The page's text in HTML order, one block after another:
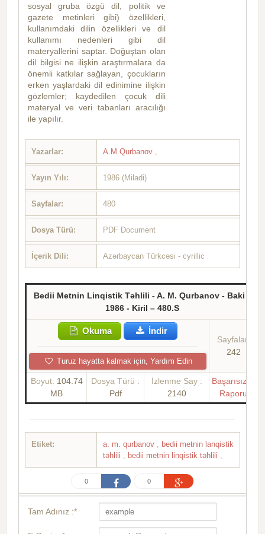
sosyal gruba özgü dil, politik ve
gazete metinleri gibi) özellikleri,
kullanımdaki dilin özellikleri ve dil
kullanımı nedenleri gibi dil
materyallerini saptar. Doğuştan olan
dil bilgisi ne ilişkin araştırmalara da
önemli katkılar sağlayan, çocukların
erken yaşlardaki dil edinimine ilişkin
gözlemler; kaydedilen çocuk dili
materyal ve veri tabanları aracılığı
ile yapılır.
Yazarlar: A.M.Qurbanov
Yayın Yılı: 1986 (Miladi)
Sayfalar: 480
Dosya Türü: PDF Document
İçerik Dili: Azərbaycan Türkcəsi - cyrillic
Bedii Metnin Linqistik Təhlili - A. M. Qurbanov - Baki -
1986 - Kiril – 480.S
Okuma İndir
Turuz hayatta kalmak için, Yardım Edin
Sayfalar:
242
Boyut: 104.74
MB
Dosya Türü :
Pdf
İzlenme Say :
2140
Başarısızlık
Raporu
Etiket: a. m. qurbanov
bedii metnin lanqistik
təhlili
bedii metnin linqistik təhlili
0 0
Tam Adınız :*